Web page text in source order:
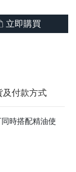
立即購買
及付款方式
時搭配精油使